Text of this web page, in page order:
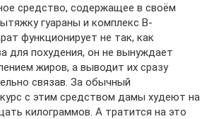
средство, содержащее в своём
гуараны и комплекс В-
функционирует не так, как
для похудения, он не вынуждает
жиров, а выводит их сразу
связав. За обычный
с этим средством дамы худеют на
килограммов. А тратится на это